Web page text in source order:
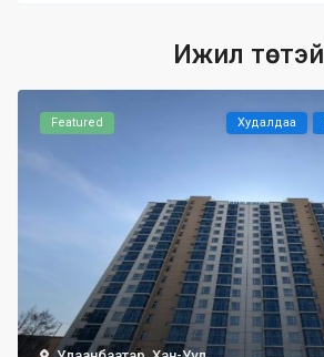
Ижил төстэй
Featured Худалдаа